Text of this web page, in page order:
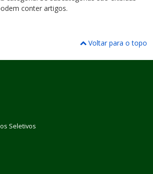
conter artigos.
Voltar para o topo
Seletivos